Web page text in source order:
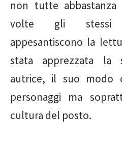
non tutte abbastanza
volte gli stessi
appesantiscono la
stata apprezzata la
autrice, il suo modo
personaggi ma
cultura del posto.